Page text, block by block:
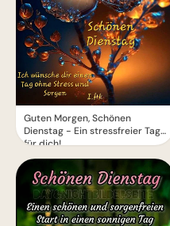
Guten Morgen, Schönen
Dienstag - Ein stressfreier Tag
für dich!